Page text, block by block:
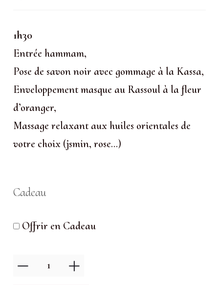
1h30
Entrée hammam,
Pose de savon noir avec gommage à la Kassa,
Enveloppement masque au Rassoul à la fleur
d’oranger,
Massage relaxant aux huiles orientales de
votre choix (jsmin, rose…)
Cadeau
Offrir en Cadeau
quantité